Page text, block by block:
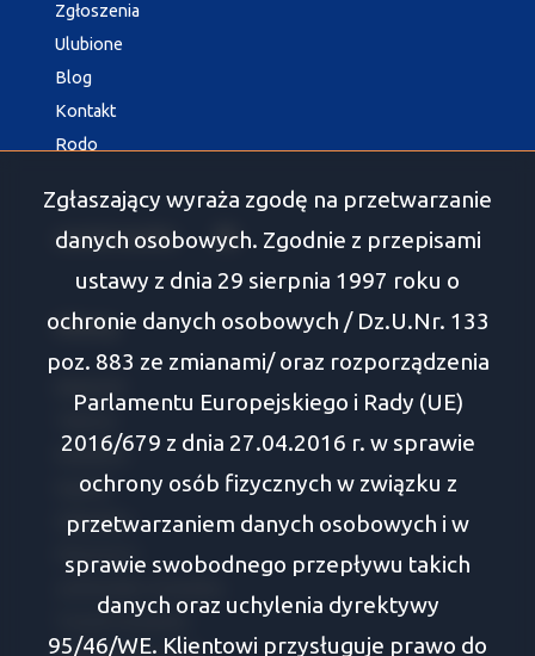
Zgłoszenia
Ulubione
Blog
Kontakt
Rodo
social media Facebook
Oferty
Wasilków
Supraśl
Zabłudów
Choroszcz
Turośń Kościelna
Zgłaszający wyraża zgodę na przetwarzanie
danych osobowych. Zgodnie z przepisami
ustawy z dnia 29 sierpnia 1997 roku o
ochronie danych osobowych / Dz.U.Nr. 133
poz. 883 ze zmianami/ oraz rozporządzenia
Parlamentu Europejskiego i Rady (UE)
2016/679 z dnia 27.04.2016 r. w sprawie
ochrony osób fizycznych w związku z
przetwarzaniem danych osobowych i w
sprawie swobodnego przepływu takich
danych oraz uchylenia dyrektywy
95/46/WE. Klientowi przysługuje prawo do